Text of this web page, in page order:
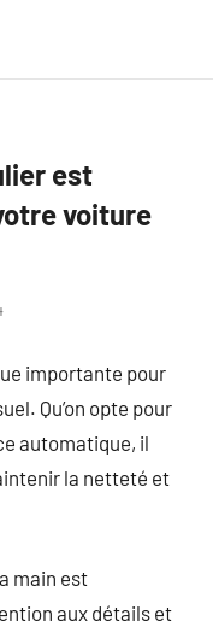
est
voiture
importante pour
Qu’on opte pour
automatique, il
la netteté et
main est
aux détails et